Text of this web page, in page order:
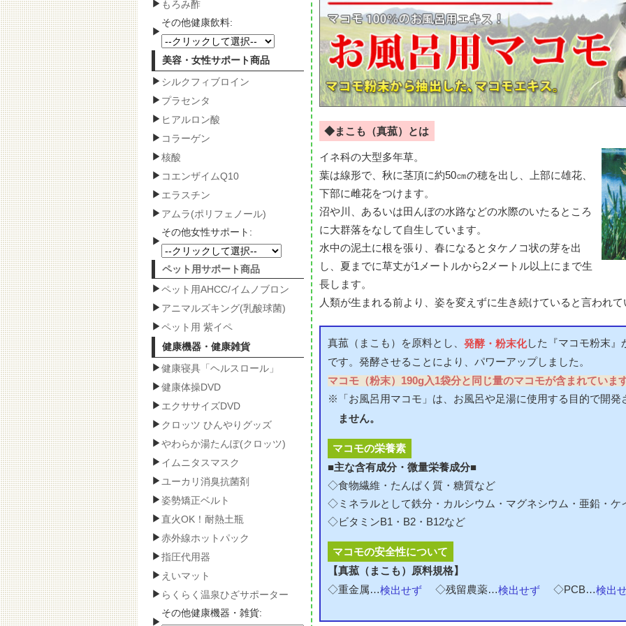
もろみ酢
その他健康飲料:
美容・女性サポート商品
シルクフィブロイン
プラセンタ
ヒアルロン酸
コラーゲン
核酸
コエンザイムQ10
エラスチン
アムラ(ポリフェノール)
その他女性サポート:
ペット用サポート商品
ペット用AHCC/イムノブロン
アニマルズキング(乳酸球菌)
ペット用 紫イペ
健康機器・健康雑貨
健康寝具「ヘルスロール」
健康体操DVD
エクササイズDVD
クロッツ ひんやりグッズ
やわらか湯たんぽ(クロッツ)
イムニタスマスク
ユーカリ消臭抗菌剤
姿勢矯正ベルト
直火OK！耐熱土瓶
赤外線ホットパック
指圧代用器
えいマット
らくらく温泉ひざサポーター
その他健康機器・雑貨:
◆まこも（真菰）とは
イネ科の大型多年草。
葉は線形で、秋に茎頂に約50㎝の穂を出し、上部に雄花、
下部に雌花をつけます。
沼や川、あるいは田んぼの水路などの水際のいたるところ
に大群落をなして自生しています。
水中の泥土に根を張り、春になるとタケノコ状の芽を出
し、夏までに草丈が1メートルから2メートル以上にまで生
長します。
人類が生まれる前より、姿を変えずに生き続けていると言われ
真菰（まこも）を原料とし、 発酵・粉末化した『マコモ粉末』
です。発酵させることにより、パワーアップしました。
マコモ（粉末）190g入1袋分と同じ量のマコモが含まれていま
※
「お風呂用マコモ」は、お風呂や足湯に使用する目的で開
ません。
マコモの栄養素
■主な含有成分・微量栄養成分■
◇食物繊維・たんぱく質・糖質など
◇ミネラルとして鉄分・カルシウム・マグネシウム・亜鉛・ケ
◇ビタミンB1・B2・B12など
マコモの安全性について
【真菰（まこも）原料規格】
◇重金属…検出せず ◇残留農薬…検出せず ◇PCB…検出